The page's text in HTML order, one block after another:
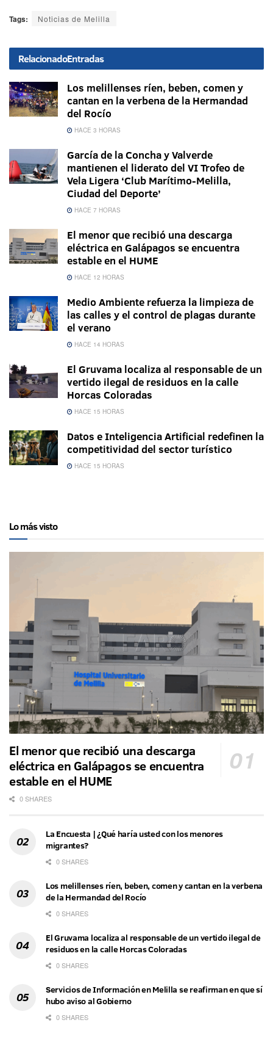
Tags: Noticias de Melilla
RelacionadoEntradas
Los melillenses ríen, beben, comen y
cantan en la verbena de la Hermandad
del Rocío
HACE 3 HORAS
García de la Concha y Valverde
mantienen el liderato del VI Trofeo de
Vela Ligera ‘Club Marítimo-Melilla,
Ciudad del Deporte’
HACE 7 HORAS
El menor que recibió una descarga
eléctrica en Galápagos se encuentra
estable en el HUME
HACE 12 HORAS
Medio Ambiente refuerza la limpieza de
las calles y el control de plagas durante
el verano
HACE 14 HORAS
El Gruvama localiza al responsable de un
vertido ilegal de residuos en la calle
Horcas Coloradas
HACE 15 HORAS
Datos e Inteligencia Artificial redefinen la
competitividad del sector turístico
HACE 15 HORAS
Lo más visto
El menor que recibió una descarga
eléctrica en Galápagos se encuentra
estable en el HUME
0 SHARES
La Encuesta | ¿Qué haría usted con los menores
migrantes?
0 SHARES
Los melillenses ríen, beben, comen y cantan en la verbena
de la Hermandad del Rocío
0 SHARES
El Gruvama localiza al responsable de un vertido ilegal de
residuos en la calle Horcas Coloradas
0 SHARES
Servicios de Información en Melilla se reafirman en que sí
hubo aviso al Gobierno
0 SHARES